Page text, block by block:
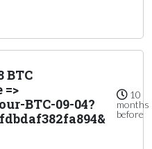
BTC
BTC-09-04?
10
months
before